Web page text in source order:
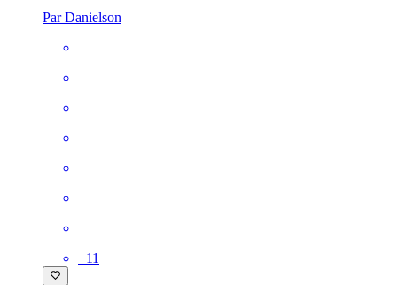
Par Danielson
+11